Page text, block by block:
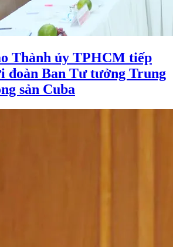
Thành ủy TPHCM tiếp
đoàn Ban Tư tưởng Trung
sản Cuba